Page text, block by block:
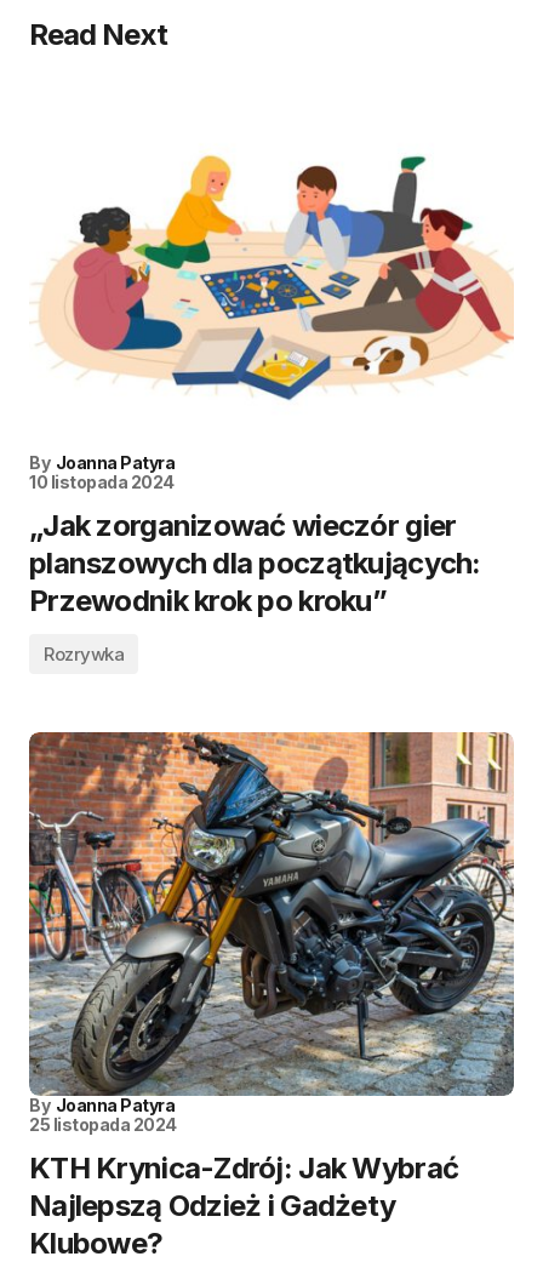
Read Next
By Joanna Patyra
10 listopada 2024
„Jak zorganizować wieczór gier
planszowych dla początkujących:
Przewodnik krok po kroku”
Rozrywka
By Joanna Patyra
25 listopada 2024
KTH Krynica-Zdrój: Jak Wybrać
Najlepszą Odzież i Gadżety
Klubowe?